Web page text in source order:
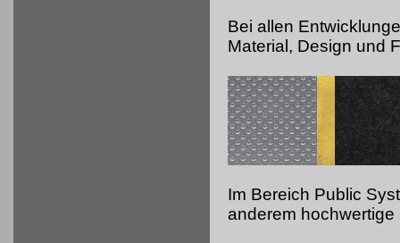
Bei allen
Material, Design und
Im Bereich Public
anderem